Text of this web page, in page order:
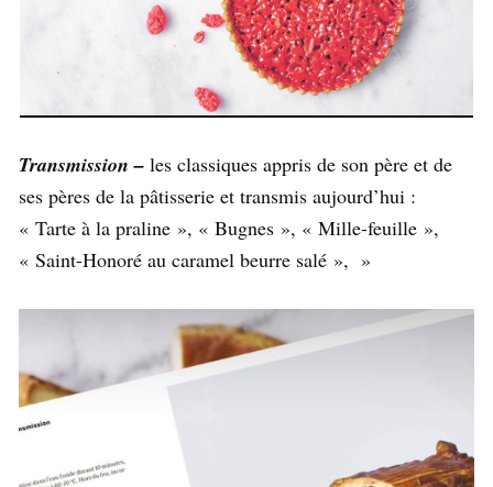
Transmission – les classiques appris de son père et de
ses pères de la pâtisserie et transmis aujourd’hui :
« Tarte à la praline », « Bugnes », « Mille-feuille »,
« Saint-Honoré au caramel beurre salé », »